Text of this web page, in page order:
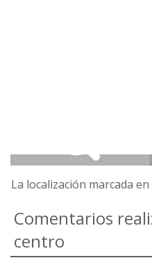
La localización marcada
Comentarios
centro